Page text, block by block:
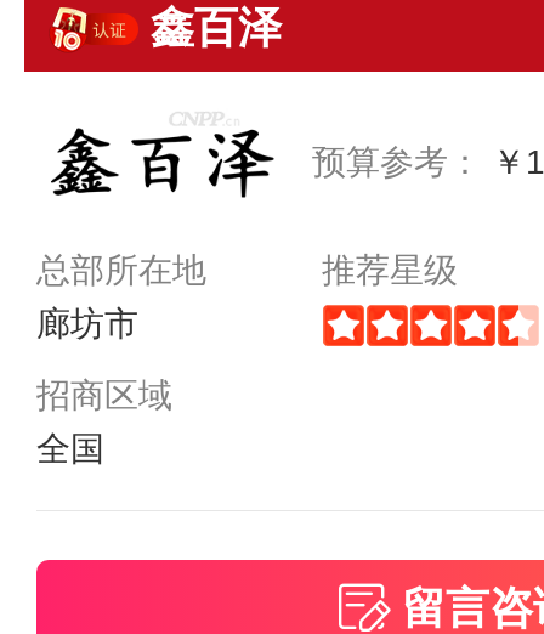
鑫百泽
预算参考： ￥
总部所在地
廊坊市
推荐星级
招商区域
全国
留言咨